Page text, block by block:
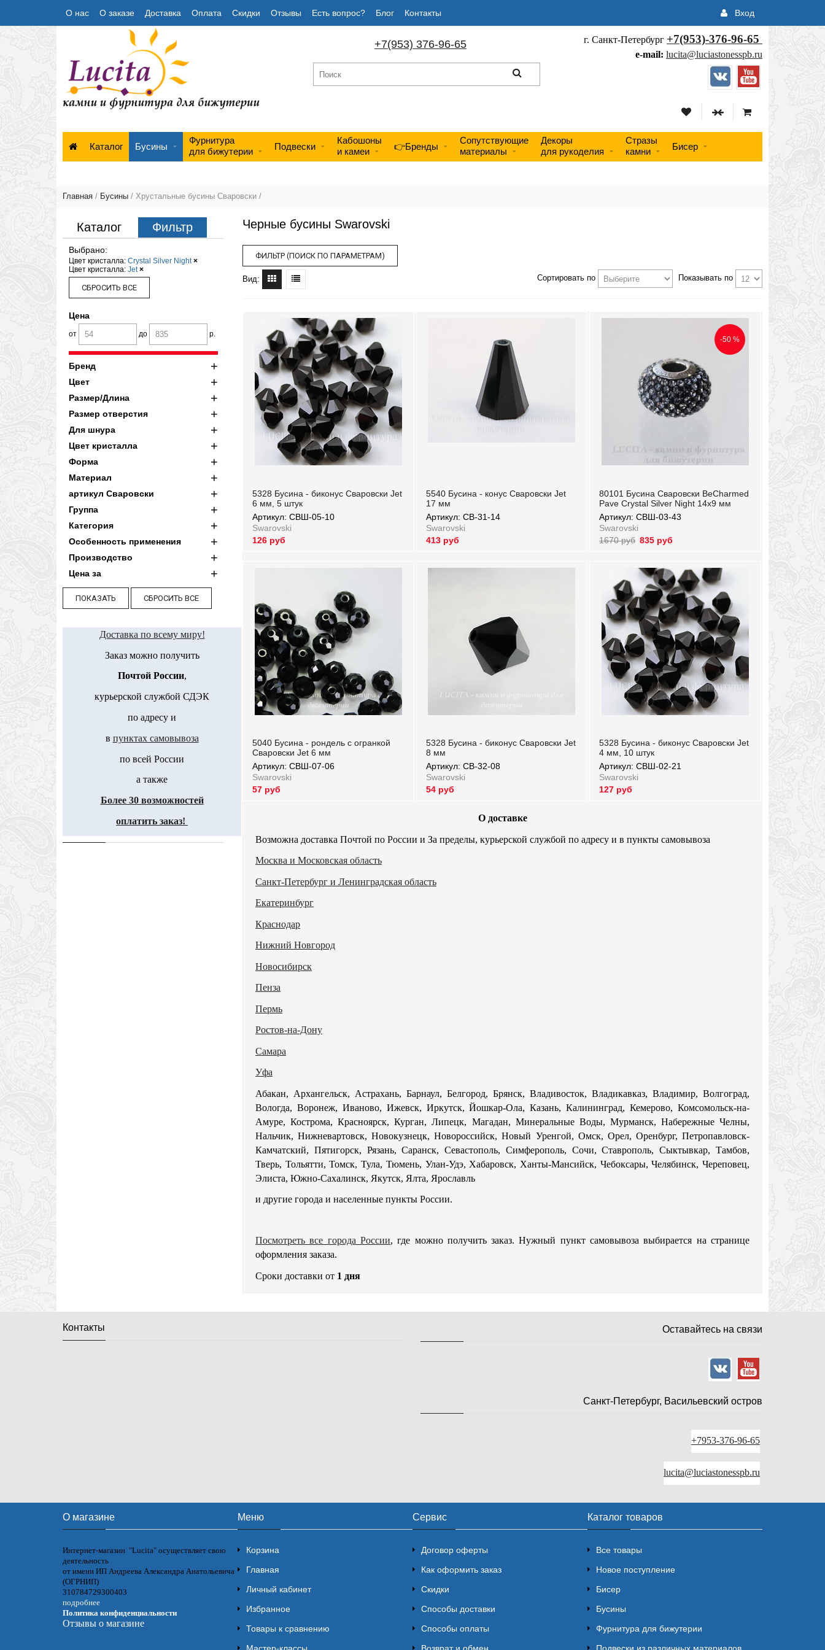
О нас О заказе Доставка Оплата Скидки Отзывы Есть вопрос? Блог Контакты Вход
г. Санкт-Петербург +7(953)-376-96-65
e-mail: lucita@luciastonesspb.ru
+7(953) 376-96-65
Каталог Бусины
Фурнитура
для бижутерии
Подвески
Кабошоны
и камеи
👉Бренды
Сопутствующие
материалы
Декоры
для рукоделия
Стразы
камни
Бисер
Главная / Бусины / Хрустальные бусины Сваровски /
Каталог Фильтр
Выбрано:
Цвет кристалла: Crystal Silver Night ×
Цвет кристалла: Jet ×
Цена
от до р.
Бренд
Цвет
Размер/Длина
Размер отверстия
Для шнура
Цвет кристалла
Форма
Материал
артикул Сваровски
Группа
Категория
Особенность применения
Производство
Цена за
Доставка по всему миру!
Заказ можно получить
Почтой России,
курьерской службой СДЭК
по адресу и
в пунктах самовывоза
по всей России
а также
Более 30 возможностей
оплатить заказ!
Черные бусины Swarovski
ФИЛЬТР (ПОИСК ПО ПАРАМЕТРАМ)
Сортировать по Показывать по
Вид:
5328 Бусина - биконус Сваровски Jet
6 мм, 5 штук
Артикул: СВШ-05-10
Swarovski
126 руб
5540 Бусина - конус Сваровски Jet
17 мм
Артикул: СВ-31-14
Swarovski
413 руб
-50 %
80101 Бусина Сваровски BeCharmed
Pave Crystal Silver Night 14х9 мм
Артикул: СВШ-03-43
Swarovski
1670 руб 835 руб
5040 Бусина - рондель с огранкой
Сваровски Jet 6 мм
Артикул: СВШ-07-06
Swarovski
57 руб
5328 Бусина - биконус Сваровски Jet
8 мм
Артикул: СВ-32-08
Swarovski
54 руб
5328 Бусина - биконус Сваровски Jet
4 мм, 10 штук
Артикул: СВШ-02-21
Swarovski
127 руб
О доставке
Возможна доставка Почтой по России и За пределы, курьерской службой по адресу и в пункты самовывоза
Москва и Московская область
Санкт-Петербург и Ленинградская область
Екатеринбург
Краснодар
Нижний Новгород
Новосибирск
Пенза
Пермь
Ростов-на-Дону
Самара
Уфа
Абакан, Архангельск, Астрахань, Барнаул, Белгород, Брянск, Владивосток, Владикавказ, Владимир, Волгоград,
Вологда, Воронеж, Иваново, Ижевск, Иркутск, Йошкар-Ола, Казань, Калининград, Кемерово, Комсомольск-на-
Амуре, Кострома, Красноярск, Курган, Липецк, Магадан, Минеральные Воды, Мурманск, Набережные Челны,
Нальчик, Нижневартовск, Новокузнецк, Новороссийск, Новый Уренгой, Омск, Орел, Оренбург, Петропавловск-
Камчатский, Пятигорск, Рязань, Саранск, Севастополь, Симферополь, Сочи, Ставрополь, Сыктывкар, Тамбов,
Тверь, Тольятти, Томск, Тула, Тюмень, Улан-Удэ, Хабаровск, Ханты-Мансийск, Чебоксары, Челябинск, Череповец,
Элиста, Южно-Сахалинск, Якутск, Ялта, Ярославль
и другие города и населенные пункты России.
Посмотреть все города России, где можно получить заказ. Нужный пункт самовывоза выбирается на странице
оформления заказа.
Сроки доставки от 1 дня
Контакты Оставайтесь на связи
Санкт-Петербург, Васильевский остров
+7953-376-96-65
lucita@luciastonesspb.ru
О магазине
Интернет-магазин "Lucita" осуществляет свою
деятельность
от имени ИП Андреева Александра Анатольевича
(ОГРНИП)
310784729300403
подробнее
Политика конфиденциальности
Отзывы о магазине
Меню
Корзина
Главная
Личный кабинет
Избранное
Товары к сравнению
Мастер-классы
Сервис
Договор оферты
Как оформить заказ
Скидки
Способы доставки
Способы оплаты
Возврат и обмен
Каталог товаров
Все товары
Новое поступление
Бисер
Бусины
Фурнитура для бижутерии
Подвески из различных материалов